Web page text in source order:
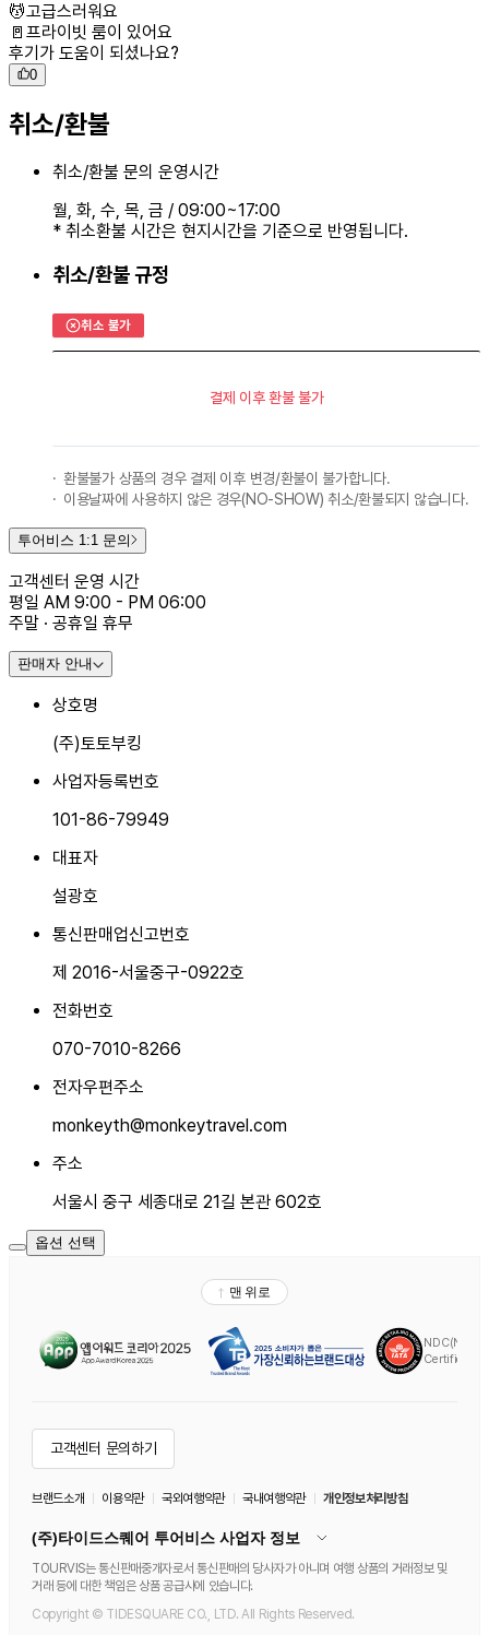
드
더
보
기
💆고급스러워요
🚪프라이빗 룸이 있어요
후기가 도움이 되셨나요?
0
취소/환불
취소/환불 문의 운영시간
월, 화, 수, 목, 금 / 09:00~17:00
* 취소환불 시간은 현지시간을 기준으로 반영됩니다.
취소/환불 규정
취소 불가
결제 이후 환불 불가
환불불가 상품의 경우 결제 이후 변경/환불이 불가합니다.
이용날짜에 사용하지 않은 경우(NO-SHOW) 취소/환불되지 않습니다.
투어비스 1:1 문의
고객센터 운영 시간
평일 AM 9:00 - PM 06:00
주말 · 공휴일 휴무
판매자 안내
상호명
(주)토토부킹
사업자등록번호
101-86-79949
대표자
설광호
통신판매업신고번호
제 2016-서울중구-0922호
전화번호
070-7010-8266
전자우편주소
monkeyth@monkeytravel.com
주소
서울시 중구 세종대로 21길 본관 602호
공
옵션 선택